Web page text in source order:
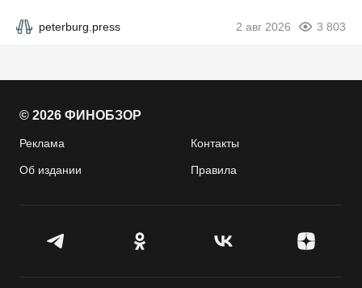
peterburg.press 2 авг 2026 3 803
© 2026 ФИНОБЗОР
Реклама Контакты
Об издании Правила